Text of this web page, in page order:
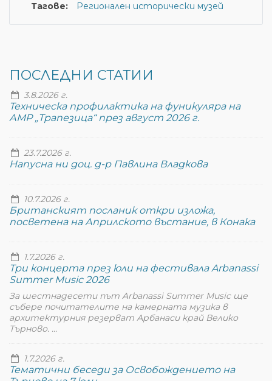
Тагове:
Регионален исторически музей
ПОСЛЕДНИ СТАТИИ
3.8.2026 г.
Техническа профилактика на фуникуляра на
АМР „Трапезица“ през август 2026 г.
23.7.2026 г.
Напусна ни доц. д-р Павлина Владкова
10.7.2026 г.
Британският посланик откри изложа,
посветена на Априлското въстание, в Конака
1.7.2026 г.
Три концерта през юли на фестивала Arbanassi
Summer Music 2026
За шестнадесети път Arbanassi Summer Music ще
събере почитателите на камерната музика в
архитектурния резерват Арбанаси край Велико
Търново. ...
1.7.2026 г.
Тематични беседи за Освобождението на